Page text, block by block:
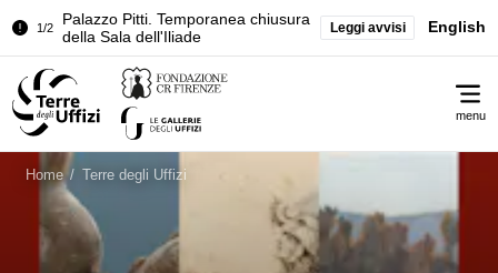
2/2
Chiusura temporanea del Tesoro dei
Granduchi
1/2
Palazzo Pitti. Temporanea chiusura
della Sala dell'Iliade
2/2
Chiusura temporanea del Tesoro dei
Granduchi
Leggi avvisi English
menu
Home / Terre degli Uffizi